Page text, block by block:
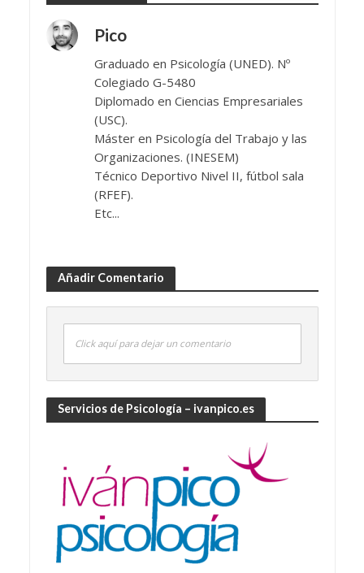
Pico
Graduado en Psicología (UNED). Nº
Colegiado G-5480
Diplomado en Ciencias Empresariales
(USC).
Máster en Psicología del Trabajo y las
Organizaciones. (INESEM)
Técnico Deportivo Nivel II, fútbol sala
(RFEF).
Etc...
Añadir Comentario
Click aquí para dejar un comentario
Servicios de Psicología – ivanpico.es